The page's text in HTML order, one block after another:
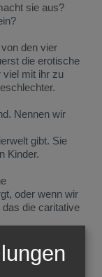
sie aus?
den vier
die erotische
viel mit ihr zu
Nennen wir
gibt. Sie
Kinder.
oder wenn wir
die caritative
Art der Liebe,
Freunde sind.